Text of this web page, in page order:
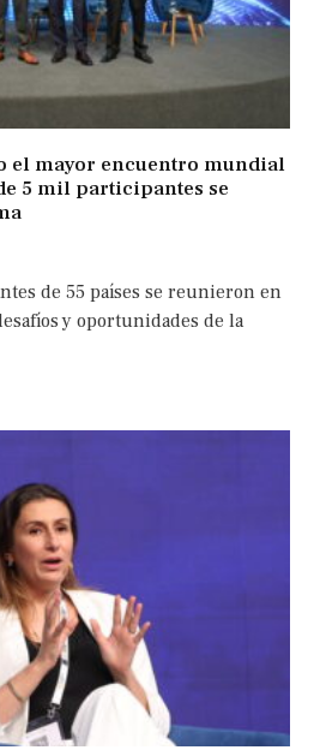
el mayor encuentro mundial
5 mil participantes se
de 55 países se reunieron en
y oportunidades de la